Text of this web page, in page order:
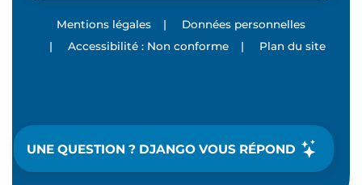
UNE QUESTION ? DJANGO VOUS RÉPOND
Mentions légales |
Données personnelles
|
Accessibilité : Non conforme | Plan du site